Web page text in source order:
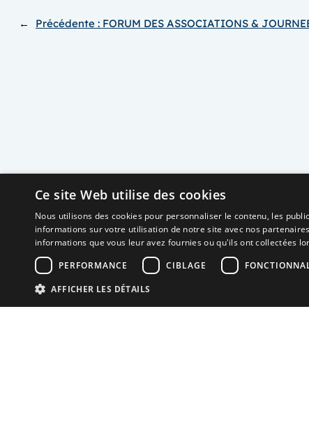
← Précédente : FORUM DES ASSOCIATIONS &
Ce site Web utilise des cookies
Nous utilisons des cookies pour personnaliser le contenu, les
informations sur votre utilisation de notre site avec nos
informations que vous leur avez fournies ou qu'ils ont collectées
PERFORMANCE
CIBLAGE
AFFICHER LES DÉTAILS